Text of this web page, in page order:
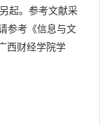
起。参考文献采
参考《信息与文
西财经学院学